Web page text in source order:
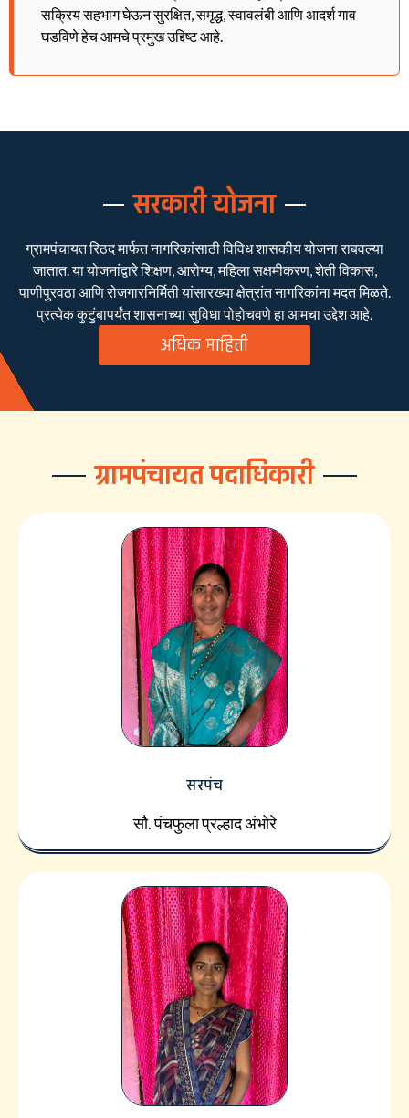
सक्रिय सहभाग घेऊन सुरक्षित, समृद्ध, स्वावलंबी आणि आदर्श गाव
घडविणे हेच आमचे प्रमुख उद्दिष्ट आहे.
सरकारी योजना
ग्रामपंचायत रिठद मार्फत नागरिकांसाठी विविध शासकीय योजना राबवल्या
जातात. या योजनांद्वारे शिक्षण, आरोग्य, महिला सक्षमीकरण, शेती विकास,
पाणीपुरवठा आणि रोजगारनिर्मिती यांसारख्या क्षेत्रांत नागरिकांना मदत मिळते.
प्रत्येक कुटुंबापर्यंत शासनाच्या सुविधा पोहोचवणे हा आमचा उद्देश आहे.
अधिक माहिती
ग्रामपंचायत पदाधिकारी
सरपंच
सौ. पंचफुला प्रल्हाद अंभोरे